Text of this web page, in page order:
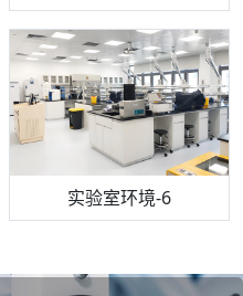
实验室环境-6
机构质检技术员-6
万能力学试验仪